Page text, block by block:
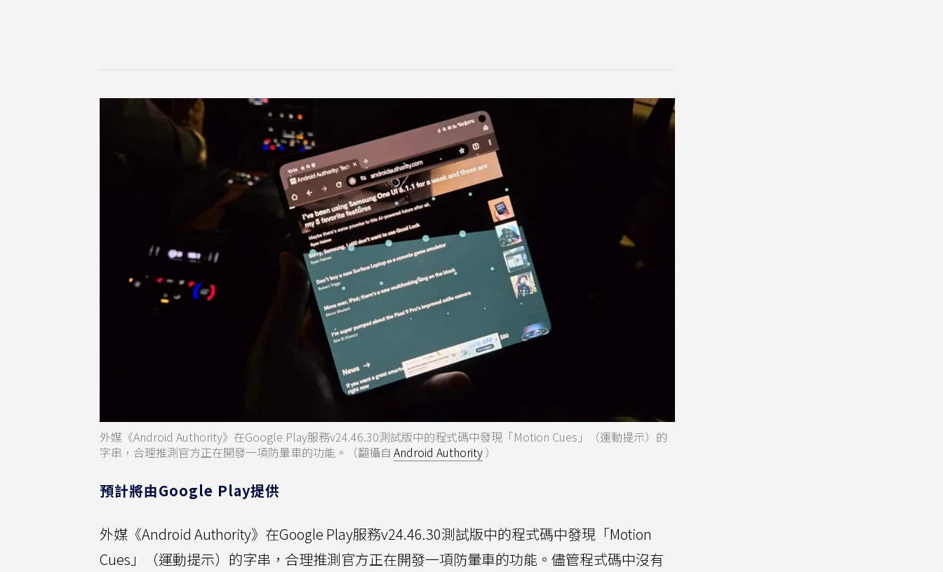
外媒《Android Authority》在Google Play服務v24.46.30測試版中的程式碼中發現「Motion Cues」（運動提示）的
字串，合理推測官方正在開發一項防暈車的功能。（翻攝自 Android Authority）
預計將由Google Play提供
外媒《Android Authority》在Google Play服務v24.46.30測試版中的程式碼中發現「Motion
Cues」（運動提示）的字串，合理推測官方正在開發一項防暈車的功能。儘管程式碼中沒有